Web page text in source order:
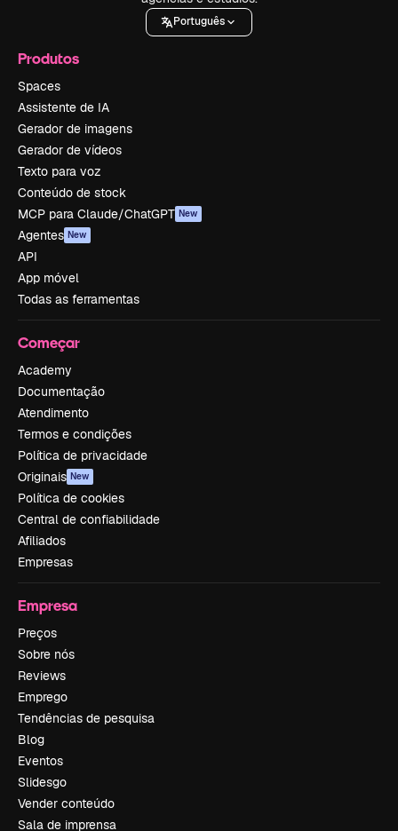
Português
Produtos
Spaces
Assistente de IA
Gerador de imagens
Gerador de vídeos
Texto para voz
Conteúdo de stock
MCP para Claude/ChatGPT New
Agentes New
API
App móvel
Todas as ferramentas
Começar
Academy
Documentação
Atendimento
Termos e condições
Política de privacidade
Originais New
Política de cookies
Central de confiabilidade
Afiliados
Empresas
Empresa
Preços
Sobre nós
Reviews
Emprego
Tendências de pesquisa
Blog
Eventos
Slidesgo
Vender conteúdo
Sala de imprensa